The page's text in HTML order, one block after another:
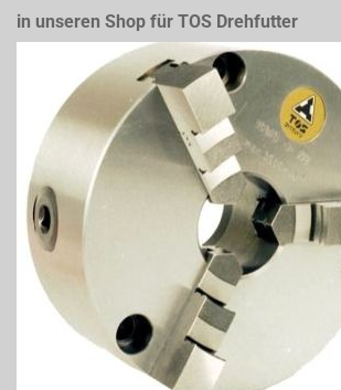
in unseren Shop für TOS Drehfutter